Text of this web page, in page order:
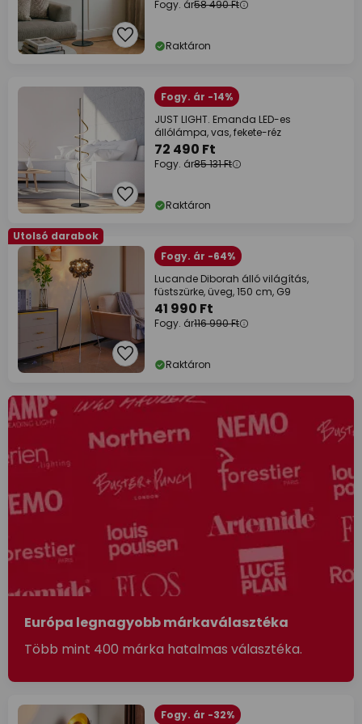
Fogy. ár58 490 Ft
Raktáron
Fogy. ár -14%
JUST LIGHT. Emanda LED-es
állólámpa, vas, fekete-réz
72 490 Ft
Fogy. ár85 131 Ft
Raktáron
Utolsó darabok
Fogy. ár -64%
Lucande Diborah álló világítás,
füstszürke, üveg, 150 cm, G9
41 990 Ft
Fogy. ár116 990 Ft
Raktáron
Európa legnagyobb márkaválasztéka
Több mint 400 márka hatalmas választéka.
Fogy. ár -32%